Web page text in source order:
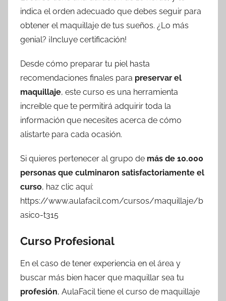
indica el orden adecuado que debes seguir para
obtener el maquillaje de tus sueños. ¿Lo más
genial? ¡Incluye certificación!
Desde cómo preparar tu piel hasta
recomendaciones finales para preservar el
maquillaje, este curso es una herramienta
increíble que te permitirá adquirir toda la
información que necesites acerca de cómo
alistarte para cada ocasión.
Si quieres pertenecer al grupo de más de 10.000
personas que culminaron satisfactoriamente el
curso, haz clic aquí:
https://www.aulafacil.com/cursos/maquillaje/b
asico-t315
Curso Profesional
En el caso de tener experiencia en el área y
buscar más bien hacer que maquillar sea tu
profesión, AulaFacil tiene el curso de maquillaje